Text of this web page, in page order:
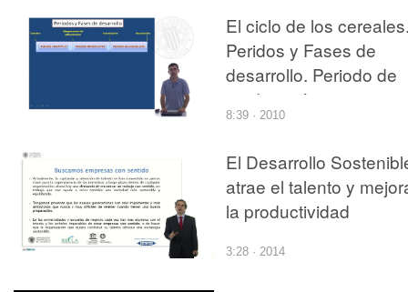
El ciclo de los
Peridos y Fases de
desarrollo. Periodo de
maduración
8:39 · 2010
El Desarrollo
atrae el talento y
la productividad
3:28 · 2014